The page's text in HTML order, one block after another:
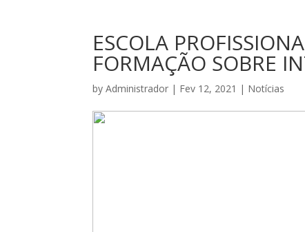
ESCOLA
FORMAÇÃO SOBRE
byAdministrador | Fev 12, 2021 | Notícias